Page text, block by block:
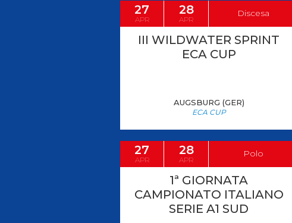
27
APR
28
APR
Discesa
III WILDWATER SPRINT
ECA CUP
AUGSBURG (GER)
ECA CUP
27
APR
28
APR
Polo
1ª GIORNATA
CAMPIONATO ITALIANO
SERIE A1 SUD